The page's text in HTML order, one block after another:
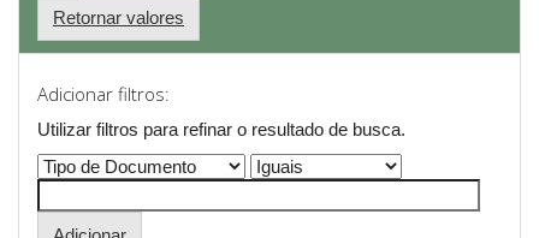
Retornar valores
Adicionar filtros:
Utilizar filtros para refinar o resultado de busca.